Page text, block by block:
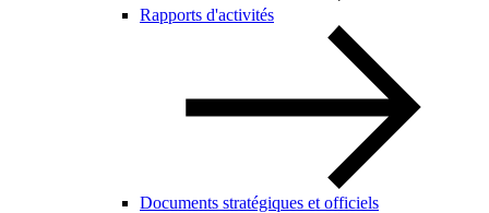
Rapports d'activités
Documents stratégiques et officiels